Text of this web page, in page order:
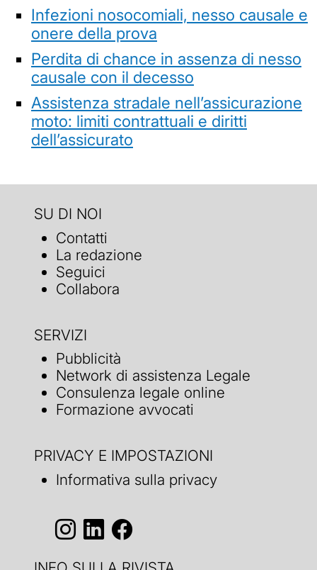
Infezioni nosocomiali, nesso causale e
onere della prova
Perdita di chance in assenza di nesso
causale con il decesso
Assistenza stradale nell’assicurazione
moto: limiti contrattuali e diritti
dell’assicurato
SU DI NOI
Contatti
La redazione
Seguici
Collabora
SERVIZI
Pubblicità
Network di assistenza Legale
Consulenza legale online
Formazione avvocati
PRIVACY E IMPOSTAZIONI
Informativa sulla privacy